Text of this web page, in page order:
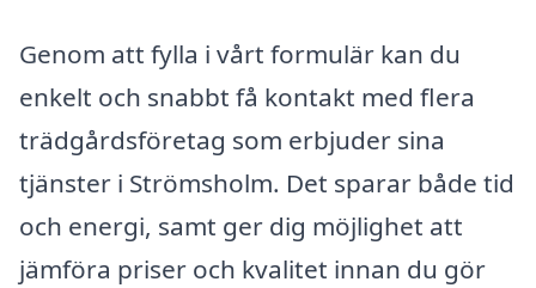
Genom att fylla i vårt formulär kan du
enkelt och snabbt få kontakt med flera
trädgårdsföretag som erbjuder sina
tjänster i Strömsholm. Det sparar både tid
och energi, samt ger dig möjlighet att
jämföra priser och kvalitet innan du gör